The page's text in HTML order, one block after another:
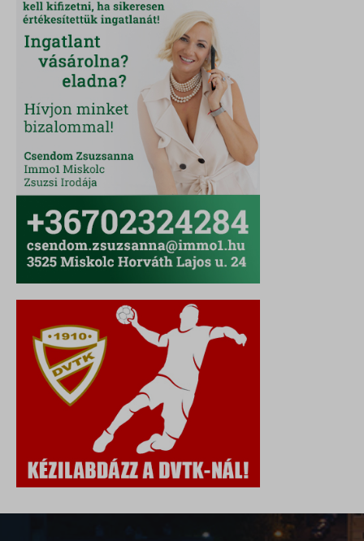
chatbase_anon_id
cookieyes-consent
i18next
litespeed_qc_hide_banner
perf_*
SameSite
SL_G_WPT_TO
SLO_G_WPT_TO
SLO_GWPT_Show_Hide_tmp
SLO_wptGlobTipTmp
ssm_au_c